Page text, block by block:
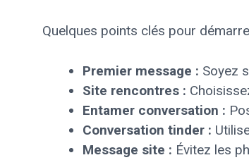
Quelques points clés pour
Premier message : Soyez
Site rencontres :
Entamer conversation :
Conversation tinder :
Message site : Évitez les